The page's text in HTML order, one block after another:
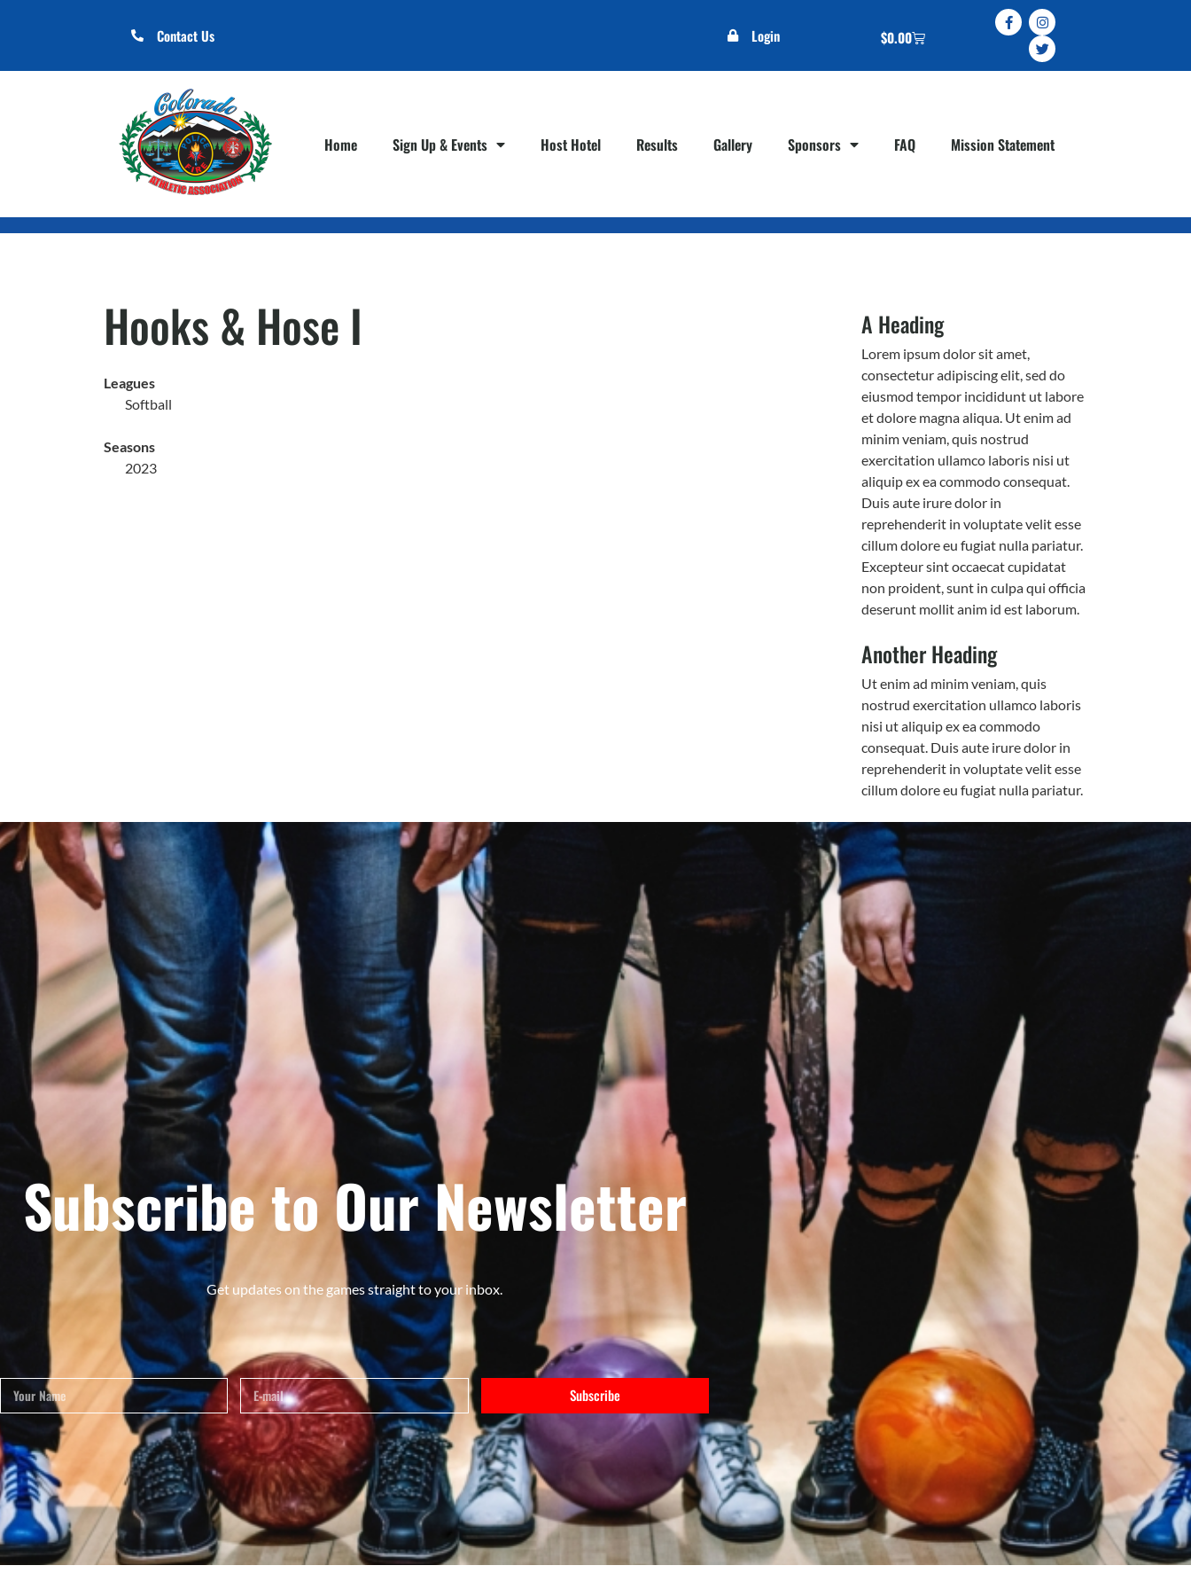
Contact Us Login $0.00
Home Sign Up & Events Host Hotel Results Gallery Sponsors FAQ Mission Statement
Hooks & Hose I
Leagues
Softball
Seasons
2023
A Heading
Lorem ipsum dolor sit amet,
consectetur adipiscing elit, sed do
eiusmod tempor incididunt ut labore
et dolore magna aliqua. Ut enim ad
minim veniam, quis nostrud
exercitation ullamco laboris nisi ut
aliquip ex ea commodo consequat.
Duis aute irure dolor in
reprehenderit in voluptate velit esse
cillum dolore eu fugiat nulla pariatur.
Excepteur sint occaecat cupidatat
non proident, sunt in culpa qui officia
deserunt mollit anim id est laborum.
Another Heading
Ut enim ad minim veniam, quis
nostrud exercitation ullamco laboris
nisi ut aliquip ex ea commodo
consequat. Duis aute irure dolor in
reprehenderit in voluptate velit esse
cillum dolore eu fugiat nulla pariatur.
Subscribe to Our Newsletter
Get updates on the games straight to your inbox.
Subscribe